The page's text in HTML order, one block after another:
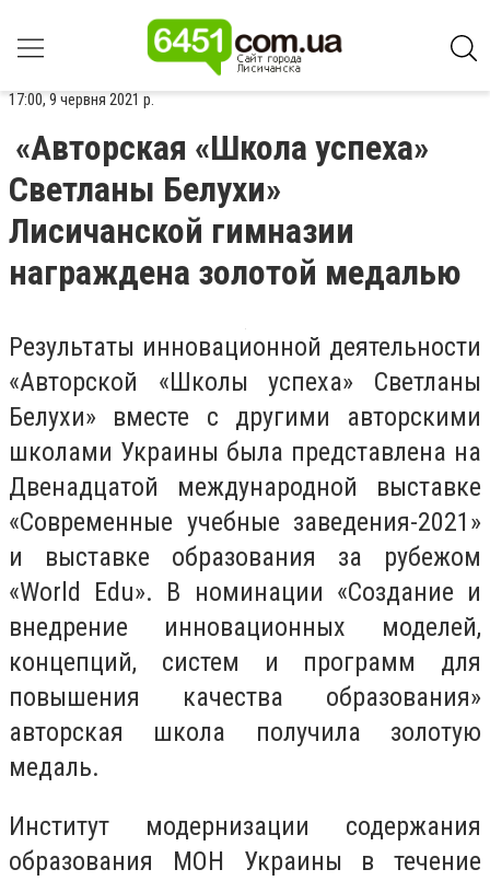
17:00, 9 червня 2021 р.
«Авторская «Школа успеха»
Светланы Белухи»
Лисичанской гимназии
награждена золотой медалью
Результаты инновационной деятельности
«Авторской «Школы успеха» Светланы
Белухи» вместе с другими авторскими
школами Украины была представлена на
Двенадцатой международной выставке
«Современные учебные заведения-2021»
и выставке образования за рубежом
«World Edu». В номинации «Создание и
внедрение инновационных моделей,
концепций, систем и программ для
повышения качества образования»
авторская школа получила золотую
медаль.
Институт модернизации содержания
образования МОН Украины в течение